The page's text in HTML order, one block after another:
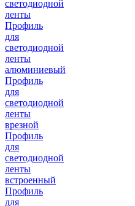
светодиодной
ленты
Профиль
для
светодиодной
ленты
алюминиевый
Профиль
для
светодиодной
ленты
врезной
Профиль
для
светодиодной
ленты
встроенный
Профиль
для